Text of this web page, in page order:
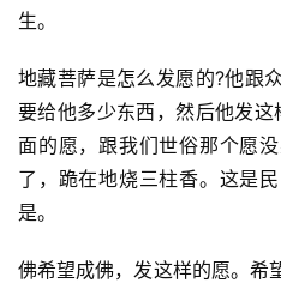
生。
地藏菩萨是怎么发愿的?他跟
要给他多少东西，然后他发
面的愿，跟我们世俗那个愿
了，跪在地烧三柱香。这是
是。
佛希望成佛，发这样的愿。希